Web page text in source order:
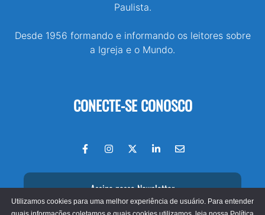
Paulista.
Desde 1956 formando e informando os leitores sobre
a Igreja e o Mundo.
CONECTE-SE CONOSCO
Assine nossa Newsletter
Utilizamos cookies para uma melhor experiência de usuário. Para entender